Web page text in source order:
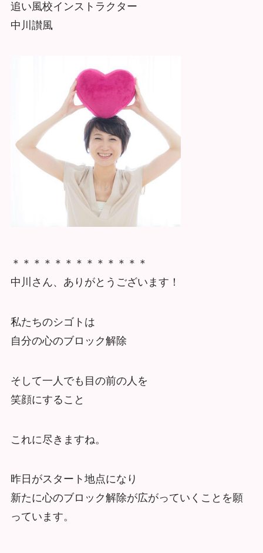
追い風校インストラクター
中川讃風
＊＊＊＊＊＊＊＊＊＊＊＊＊
中川さん、ありがとうございます！
私たちのシゴトは
自分の心のブロック解除
そして一人でも目の前の人を
笑顔にすること
これに尽きますね。
昨日がスタート地点になり
新たに心のブロック解除が広がっていくことを願
っています。